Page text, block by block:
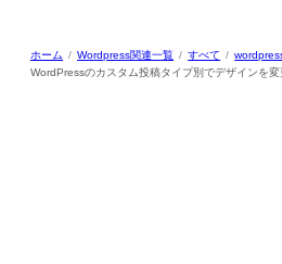
ホーム Wordpress関連一覧 すべて
WordPressのカスタム投稿タイプ別でデザインを変